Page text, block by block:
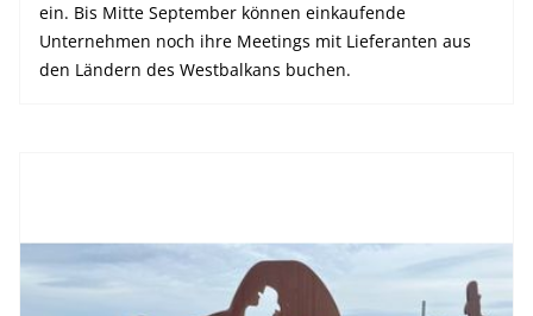
ein. Bis Mitte September können einkaufende
Unternehmen noch ihre Meetings mit Lieferanten aus
den Ländern des Westbalkans buchen.